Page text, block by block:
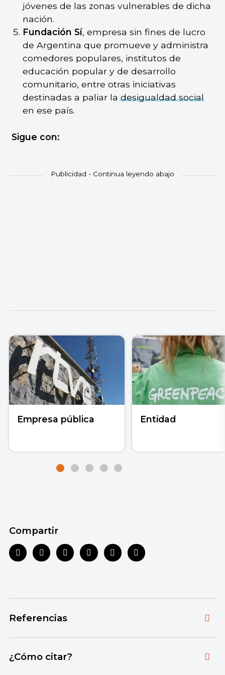
jóvenes de las zonas vulnerables de dicha
nación.
Fundación Sí, empresa sin fines de lucro
de Argentina que promueve y administra
comedores populares, institutos de
educación popular y de desarrollo
comunitario, entre otras iniciativas
destinadas a paliar ladesigualdad social
en ese país.
Sigue con:
Empresa pública Entidad
Compartir
Referencias
Toda la información que ofrecemos está
¿Cómo citar?